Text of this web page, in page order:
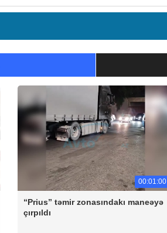
00:01:00
“Prius” təmir zonasındakı maneəyə
çırpıldı